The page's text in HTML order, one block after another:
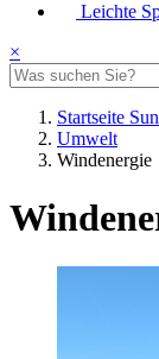
Leichte
×
Startseite
Umwelt
Windenergie